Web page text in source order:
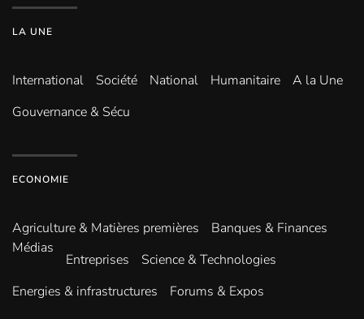
LA UNE
International Société National Humanitaire
A la Une
Gouvernance & Sécu
ECONOMIE
Agriculture & Matières premières
Banques & Finances
Médias
Entreprises
Science & Technologies
Energies & infrastructures
Forums & Expos